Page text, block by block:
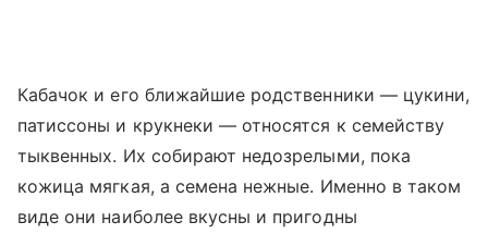
Кабачок и его ближайшие родственники — цукини,
патиссоны и крукнеки — относятся к семейству
тыквенных. Их собирают недозрелыми, пока
кожица мягкая, а семена нежные. Именно в таком
виде они наиболее вкусны и пригодны